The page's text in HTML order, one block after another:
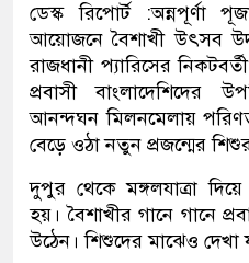
ডেস্ক রিপোর্ট :অন্নপূর্ণা
আয়োজনে বৈশাখী উৎসব
রাজধানী প্যারিসের
প্রবাসী
আনন্দঘন মিলনমেলায়
বেড়ে ওঠা নতুন প্রজন্মের
দুপুর থেকে মঙ্গলযাত্রা
হয়। বৈশাখীর গানে গানে
উঠেন। শিশুদের মাঝেও